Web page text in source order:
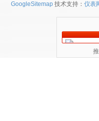
GoogleSitemap 技术支持： 仪表